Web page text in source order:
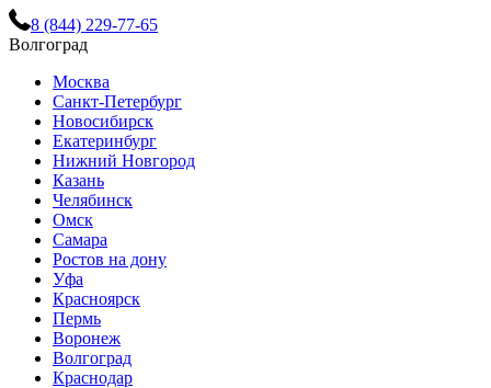
8 (844) 229-77-65
Волгоград
Москва
Санкт-Петербург
Новосибирск
Екатеринбург
Нижний Новгород
Казань
Челябинск
Омск
Самара
Ростов на дону
Уфа
Красноярск
Пермь
Воронеж
Волгоград
Краснодар